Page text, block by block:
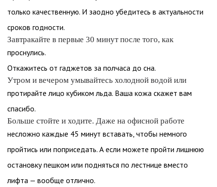
только качественную. И заодно убедитесь в актуальности
сроков годности.
Завтракайте в первые 30 минут после того, как
проснулись.
Откажитесь от гаджетов за полчаса до сна.
Утром и вечером умывайтесь холодной водой или
протирайте лицо кубиком льда. Ваша кожа скажет вам
спасибо.
Больше стойте и ходите. Даже на офисной работе
несложно каждые 45 минут вставать, чтобы немного
пройтись или поприседать. А если можете пройти лишнюю
остановку пешком или подняться по лестнице вместо
лифта — вообще отлично.